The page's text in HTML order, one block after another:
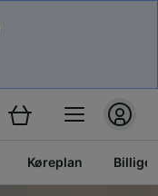
Køreplan Billige